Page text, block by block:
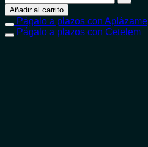
Añadir al carrito
Págalo a plazos con Aplázame
Págalo a plazos con Cetelem